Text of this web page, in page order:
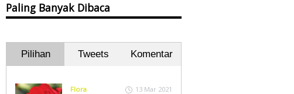
Paling Banyak Dibaca
Pilihan Tweets Komentar
Flora 13 Mar 2021